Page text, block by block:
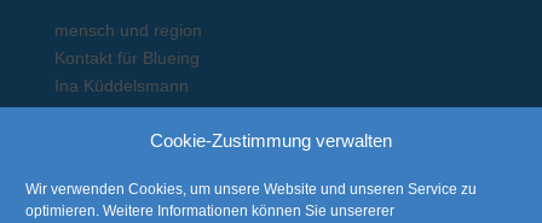
Cookie-Zustimmung verwalten
Wir verwenden Cookies, um unsere Website und unseren Service zu
optimieren. Weitere Informationen können Sie unsererer
mensch und region
Kontakt für Blueing
Ina Küddelsmann
Am Stadtwald 4
29525 Uelzen
Erreichbarkeit: Mo - Mi